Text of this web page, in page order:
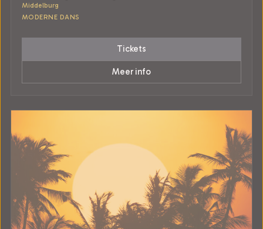
Middelburg
MODERNE DANS
Tickets
Meer info